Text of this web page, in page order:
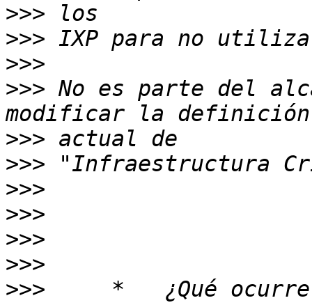
>>>
>>>
>>>
>>> No es parte del
>>>
>>>
>>>
>>>
>>>
>>>
>>> *   ¿Qué ocurre